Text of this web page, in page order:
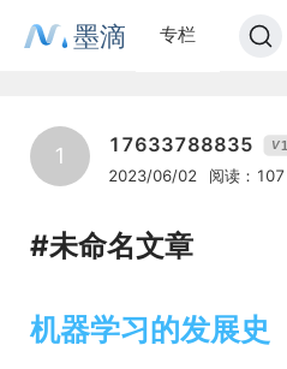
墨滴 专栏
1 17633788835 V1
2023/06/02 阅读：107
#未命名文章
机器学习的发展史